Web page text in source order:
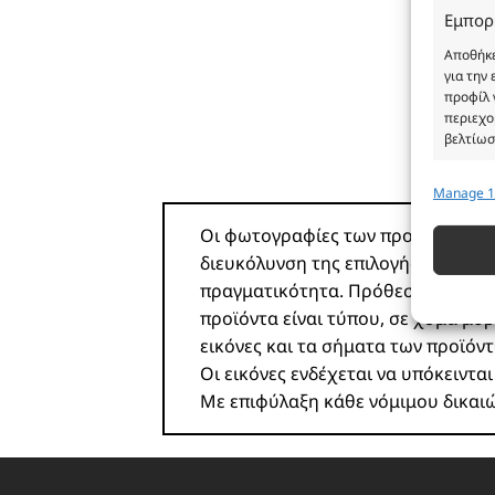
για την
προφίλ
που
Manage
Οι φωτογραφίες των προϊόντων
διευκόλυνση της επιλογής σας.
πραγματικότητα. Πρόθεση της
προϊόντα είναι τύπου, σε χύμα
εικόνες και τα σήματα των
Οι εικόνες ενδέχεται να
Με επιφύλαξη κάθε νόμιμου